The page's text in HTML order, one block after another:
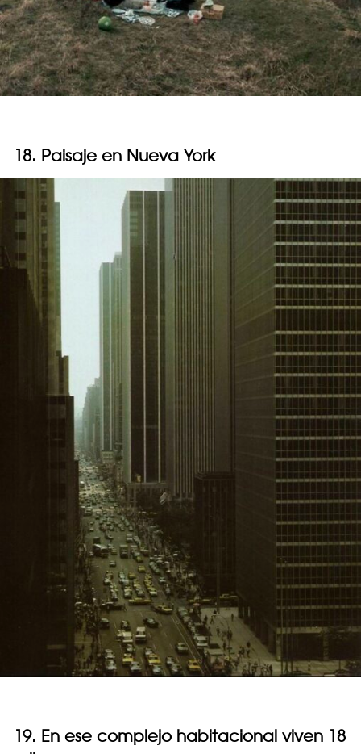
18. Paisaje en Nueva York
19. En ese complejo habitacional viven 18